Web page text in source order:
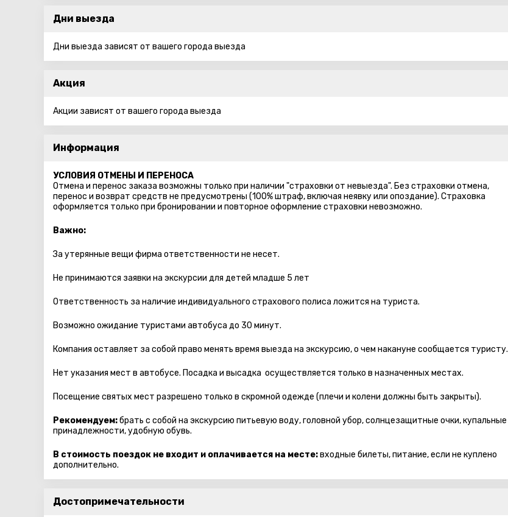
Дни выезда
Дни выезда зависят от вашего города выезда
Акция
Акции зависят от вашего города выезда
Информация
УСЛОВИЯ ОТМЕНЫ И ПЕРЕНОСА
Отмена и перенос заказа возможны только при наличии "страховки от невыезда". Без страховки отмена,
перенос и возврат средств не предусмотрены (100% штраф, включая неявку или опоздание). Страховка
оформляется только при бронировании и повторное оформление страховки невозможно.
Важно:
За утерянные вещи фирма ответственности не несет.
Не принимаются заявки на экскурсии для детей младше 5 лет
Ответственность за наличие индивидуального страхового полиса ложится на туриста.
Возможно ожидание туристами автобуса до 30 минут.
Компания оставляет за собой право менять время выезда на экскурсию, о чем накануне сообщается туристу.
Нет указания мест в автобуcе. Посадка и высадка осуществляется только в назначенных местах.
Посещение святых мест разрешено только в скромной одежде (плечи и колени должны быть закрыты).
Рекомендуем:брать с собой на экскурсию питьевую воду, головной убор, солнцезащитные очки, купальные
принадлежности, удобную обувь.
В стоимость поездок не входит и оплачивается на месте:входные билеты, питание, если не куплено
дополнительно.
Достопримечательности